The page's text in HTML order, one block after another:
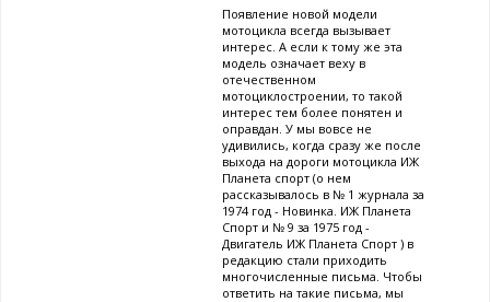
Появление новой модели
мотоцикла всегда вызывает
интерес. А если к тому же эта
модель означает веху в
отечественном
мотоциклостроении, то такой
интерес тем более понятен и
оправдан. У мы вовсе не
удивились, когда сразу же после
выхода на дороги мотоцикла ИЖ
Планета спорт (о нем
рассказывалось в № 1 журнала за
1974 год - Новинка. ИЖ Планета
Спорт и № 9 за 1975 год -
Двигатель ИЖ Планета Спорт ) в
редакцию стали приходить
многочисленные письма. Чтобы
ответить на такие письма, мы